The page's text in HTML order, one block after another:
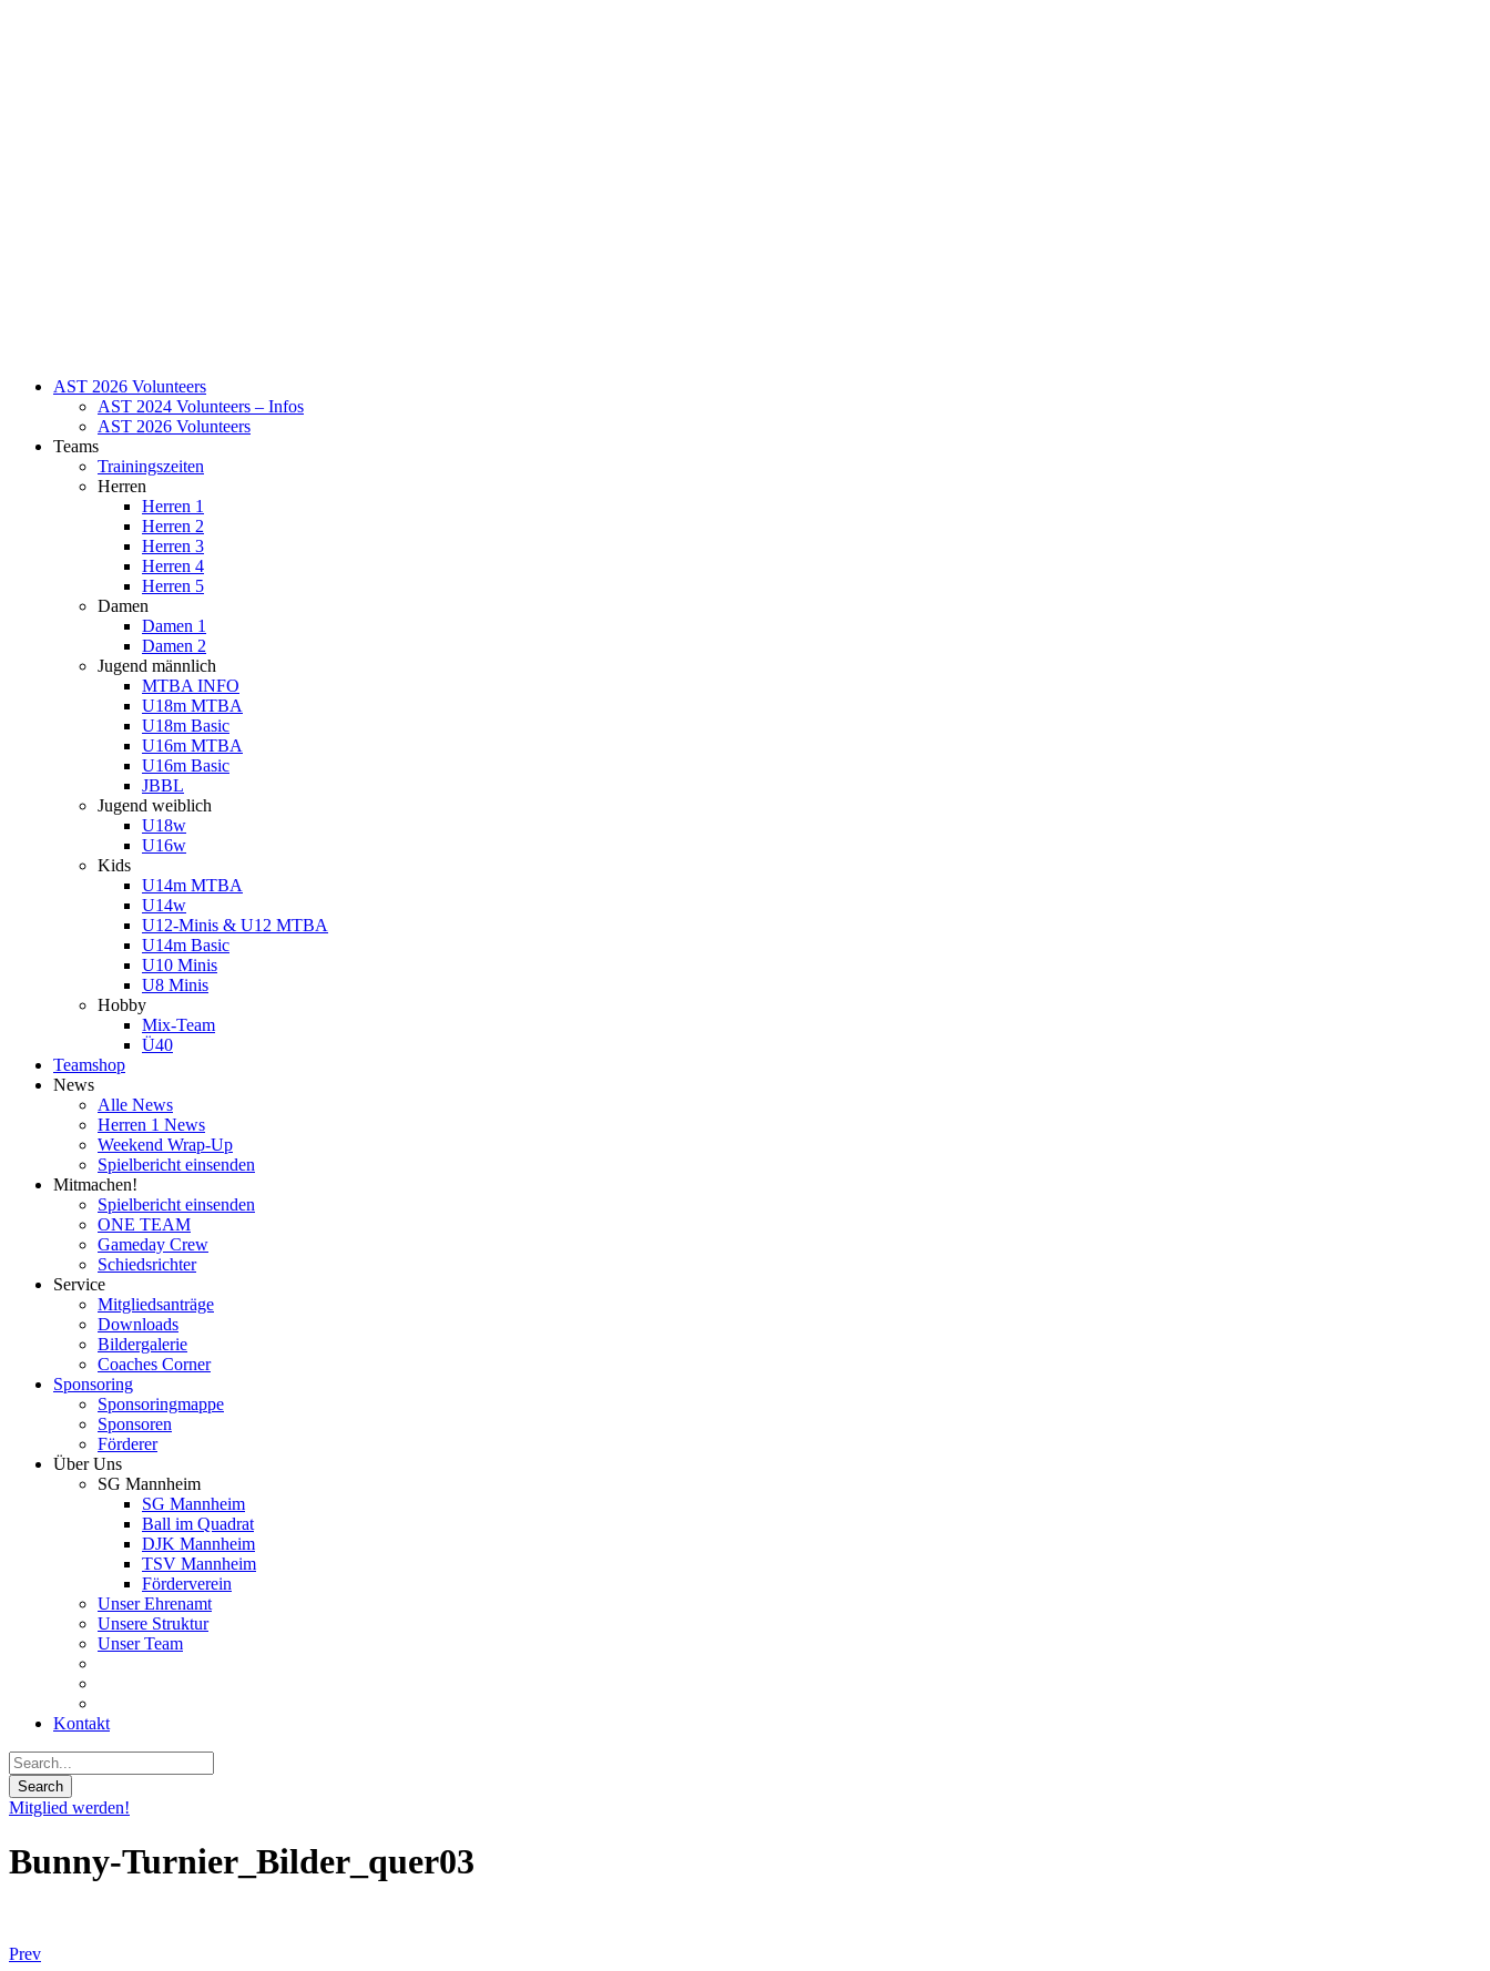
AST 2026 Volunteers
AST 2024 Volunteers – Infos
AST 2026 Volunteers
Teams
Trainingszeiten
Herren
Herren 1
Herren 2
Herren 3
Herren 4
Herren 5
Damen
Damen 1
Damen 2
Jugend männlich
MTBA INFO
U18m MTBA
U18m Basic
U16m MTBA
U16m Basic
JBBL
Jugend weiblich
U18w
U16w
Kids
U14m MTBA
U14w
U12-Minis & U12 MTBA
U14m Basic
U10 Minis
U8 Minis
Hobby
Mix-Team
Ü40
Teamshop
News
Alle News
Herren 1 News
Weekend Wrap-Up
Spielbericht einsenden
Mitmachen!
Spielbericht einsenden
ONE TEAM
Gameday Crew
Schiedsrichter
Service
Mitgliedsanträge
Downloads
Bildergalerie
Coaches Corner
Sponsoring
Sponsoringmappe
Sponsoren
Förderer
Über Uns
SG Mannheim
SG Mannheim
Ball im Quadrat
DJK Mannheim
TSV Mannheim
Förderverein
Unser Ehrenamt
Unsere Struktur
Unser Team
Kontakt
Mitglied werden!
Bunny-Turnier_Bilder_quer03
Prev